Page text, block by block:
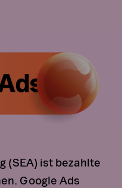
(SEA) ist bezahlte
Google Ads